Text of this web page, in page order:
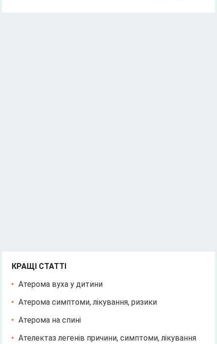
КРАЩІ СТАТТІ
Атерома вуха у дитини
Атерома симптоми, лікування, ризики
Атерома на спині
Ателектаз легенів причини, симптоми, лікування